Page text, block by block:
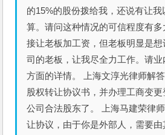
的15%的股份拨给我，还说有让
算。请问这种情况的可信程度有
接让老板加工资，但老板明显是
司的老板，让我尽全力工作。请
方面的详情。 上海文淳光律师解
股权转让协议书，并办理工商变
公司合法股东了。 上海马建荣律
让协议，由于你是外部人，需要